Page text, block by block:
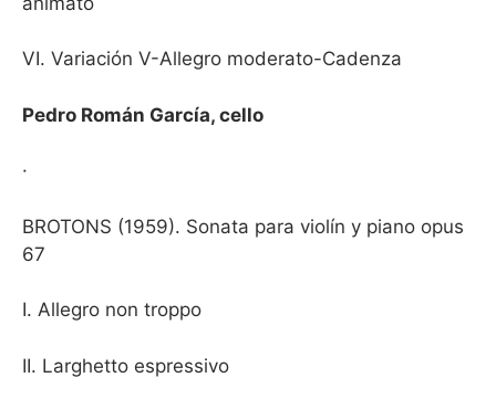
VI. Variación V-Allegro moderato-Cadenza
Pedro Román García, cello
·
BROTONS (1959). Sonata para violín y piano opus
67
I. Allegro non troppo
II. Larghetto espressivo